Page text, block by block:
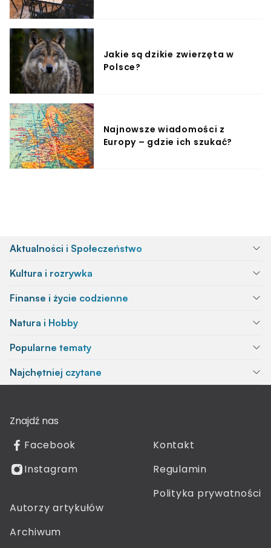
Jakie są dzikie zwierzęta w
Polsce?
Najnowsze wiadomości z
Europy – gdzie ich szukać?
Aktualności i Społeczeństwo
Kultura i rozrywka
Finanse i życie codzienne
Natura i Hobby
Popularne tematy
Najchętniej czytane
Znajdź nas
Facebook
Instagram
Kontakt
Regulamin
Polityka prywatności
Autorzy artykułów
Archiwum